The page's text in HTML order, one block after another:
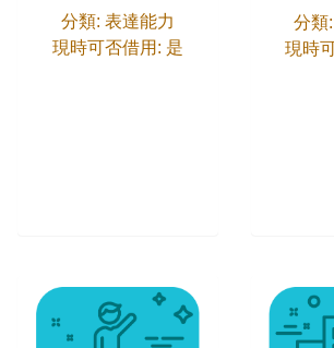
分類: 表達能力
現時可否借用: 是
分類
現時